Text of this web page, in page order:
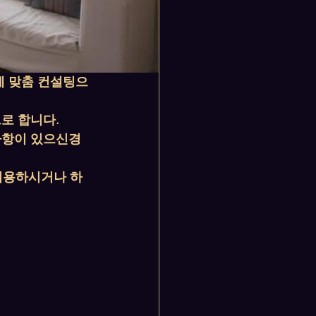
맞춤 컨설팅으
합니다.
이 있으신경
하시거나 하